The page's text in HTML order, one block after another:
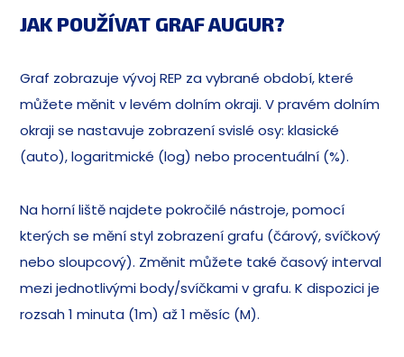
JAK POUŽÍVAT GRAF AUGUR?
Graf zobrazuje vývoj REP za vybrané období, které
můžete měnit v levém dolním okraji. V pravém dolním
okraji se nastavuje zobrazení svislé osy: klasické
(auto), logaritmické (log) nebo procentuální (%).
Na horní liště najdete pokročilé nástroje, pomocí
kterých se mění styl zobrazení grafu (čárový, svíčkový
nebo sloupcový). Změnit můžete také časový interval
mezi jednotlivými body/svíčkami v grafu. K dispozici je
rozsah 1 minuta (1m) až 1 měsíc (M).